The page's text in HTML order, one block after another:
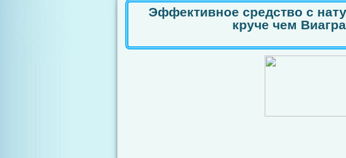
Эффективное средство с
круче чем